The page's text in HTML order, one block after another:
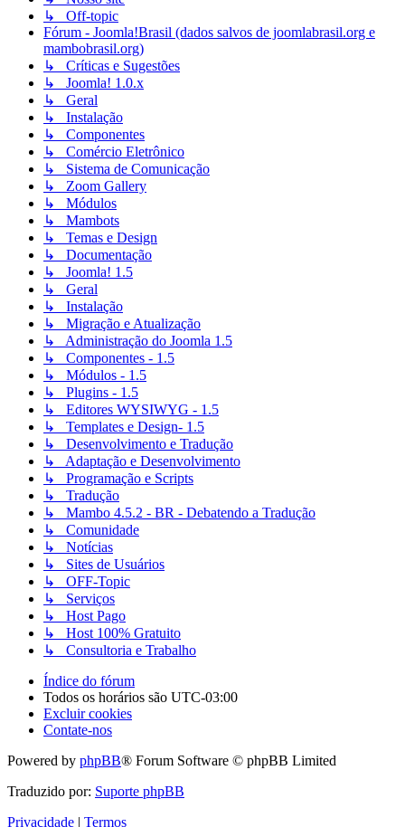
↳ Off-topic
Fórum - Joomla!Brasil (dados salvos de joomlabrasil.org e
mambobrasil.org)
↳ Críticas e Sugestões
↳ Joomla! 1.0.x
↳ Geral
↳ Instalação
↳ Componentes
↳ Comércio Eletrônico
↳ Sistema de Comunicação
↳ Zoom Gallery
↳ Módulos
↳ Mambots
↳ Temas e Design
↳ Documentação
↳ Joomla! 1.5
↳ Geral
↳ Instalação
↳ Migração e Atualização
↳ Administração do Joomla 1.5
↳ Componentes - 1.5
↳ Módulos - 1.5
↳ Plugins - 1.5
↳ Editores WYSIWYG - 1.5
↳ Templates e Design- 1.5
↳ Desenvolvimento e Tradução
↳ Adaptação e Desenvolvimento
↳ Programação e Scripts
↳ Tradução
↳ Mambo 4.5.2 - BR - Debatendo a Tradução
↳ Comunidade
↳ Notícias
↳ Sites de Usuários
↳ OFF-Topic
↳ Serviços
↳ Host Pago
↳ Host 100% Gratuito
↳ Consultoria e Trabalho
Índice do fórum
Todos os horários são UTC-03:00
Excluir cookies
Contate-nos
Powered by phpBB® Forum Software © phpBB Limited
Traduzido por: Suporte phpBB
Privacidade | Termos